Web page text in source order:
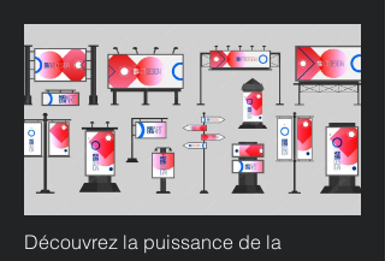
Découvrez la puissance de la